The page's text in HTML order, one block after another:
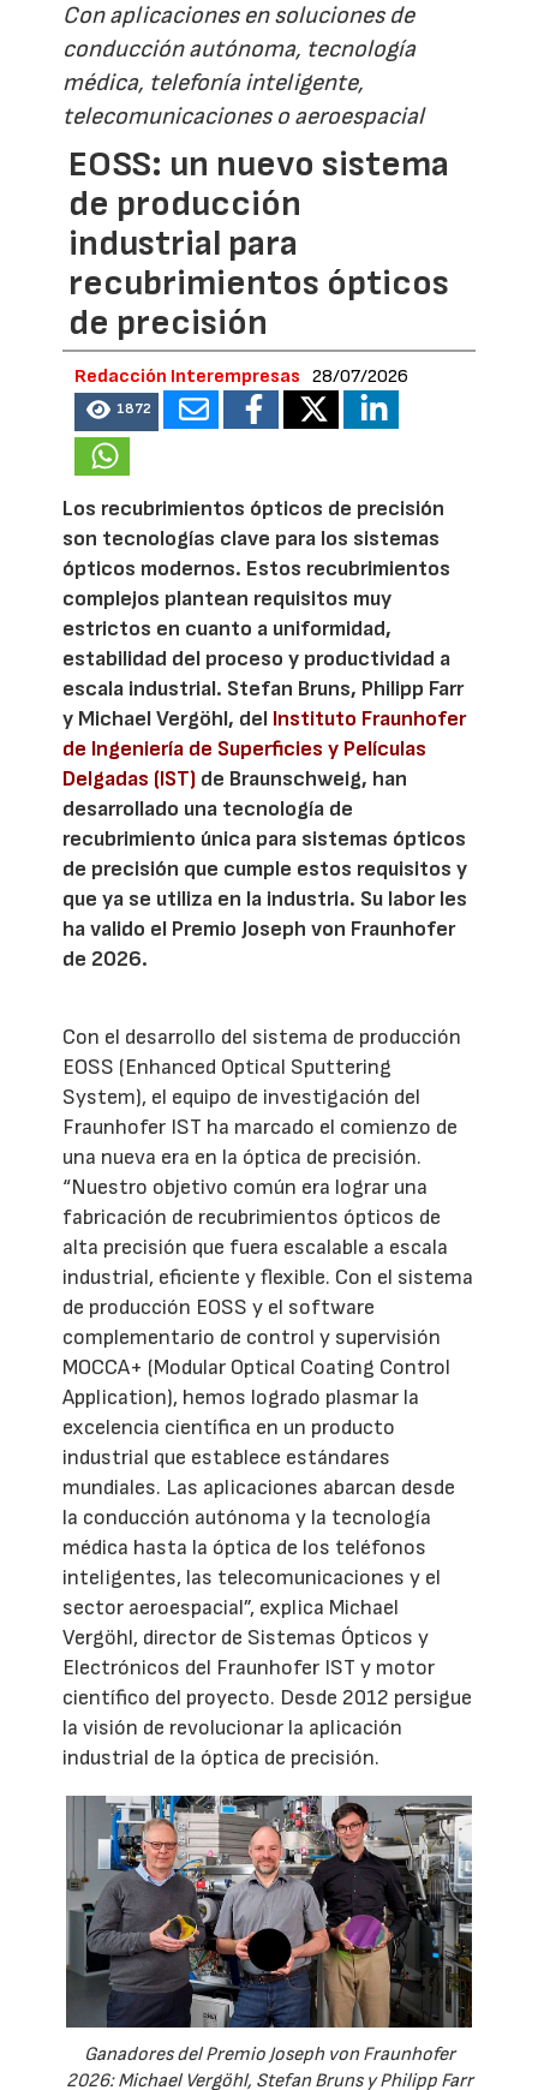
Con aplicaciones en soluciones de
conducción autónoma, tecnología
médica, telefonía inteligente,
telecomunicaciones o aeroespacial
EOSS: un nuevo sistema
de producción
industrial para
recubrimientos ópticos
de precisión
Redacción Interempresas 28/07/2026
1872
Los recubrimientos ópticos de precisión
son tecnologías clave para los sistemas
ópticos modernos. Estos recubrimientos
complejos plantean requisitos muy
estrictos en cuanto a uniformidad,
estabilidad del proceso y productividad a
escala industrial. Stefan Bruns, Philipp Farr
y Michael Vergöhl, del Instituto Fraunhofer
de Ingeniería de Superficies y Películas
Delgadas (IST) de Braunschweig, han
desarrollado una tecnología de
recubrimiento única para sistemas ópticos
de precisión que cumple estos requisitos y
que ya se utiliza en la industria. Su labor les
ha valido el Premio Joseph von Fraunhofer
de 2026.
Con el desarrollo del sistema de producción
EOSS (Enhanced Optical Sputtering
System), el equipo de investigación del
Fraunhofer IST ha marcado el comienzo de
una nueva era en la óptica de precisión.
“Nuestro objetivo común era lograr una
fabricación de recubrimientos ópticos de
alta precisión que fuera escalable a escala
industrial, eficiente y flexible. Con el sistema
de producción EOSS y el software
complementario de control y supervisión
MOCCA+ (Modular Optical Coating Control
Application), hemos logrado plasmar la
excelencia científica en un producto
industrial que establece estándares
mundiales. Las aplicaciones abarcan desde
la conducción autónoma y la tecnología
médica hasta la óptica de los teléfonos
inteligentes, las telecomunicaciones y el
sector aeroespacial”, explica Michael
Vergöhl, director de Sistemas Ópticos y
Electrónicos del Fraunhofer IST y motor
científico del proyecto. Desde 2012 persigue
la visión de revolucionar la aplicación
industrial de la óptica de precisión.
Ganadores del Premio Joseph von Fraunhofer
2026: Michael Vergöhl, Stefan Bruns y Philipp Farr